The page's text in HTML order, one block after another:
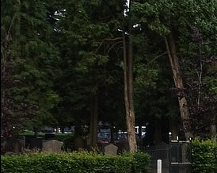
Skip
to
content